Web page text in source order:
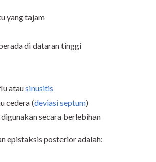
yang tajam
di dataran tinggi
atausinusitis
cedera (deviasi septum)
secara berlebihan
epistaksis posterior adalah: